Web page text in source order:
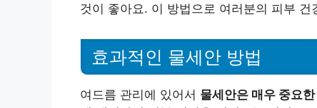
것이 좋아요. 이 방법으로 여러분의 피부 건
효과적인 물세안 방법
여드름 관리에 있어서 물세안은 매우 중요